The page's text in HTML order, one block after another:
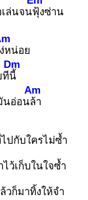
ล่นจนฟุ้งซ่าน
ง่หน่อย
ที
Dm
นี้
นอ่อน
Am
ล้า
ปกับใครไม่ซ้ำ
ว้เก็บในใจซ้ำ
วก็มาทิ้งให้จำ